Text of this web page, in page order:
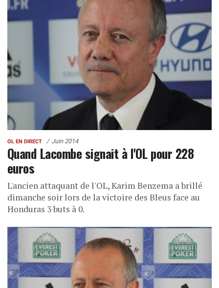
OL EN DIRECT Juin 2014
Quand Lacombe signait à l'OL pour 228
euros
L'ancien attaquant de l'OL, Karim Benzema a brillé
dimanche soir lors de la victoire des Bleus face au
Honduras 3 buts à 0.